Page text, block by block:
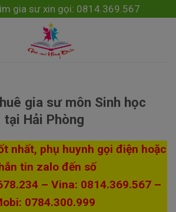
gia sư xin gọi: 0814.369.567
gia sư môn Sinh học
tại Hải Phòng
nhất, phụ huynh gọi điện hoặc
tin zalo đến số
– Vina: 0814.369.567 –
0784.300.999